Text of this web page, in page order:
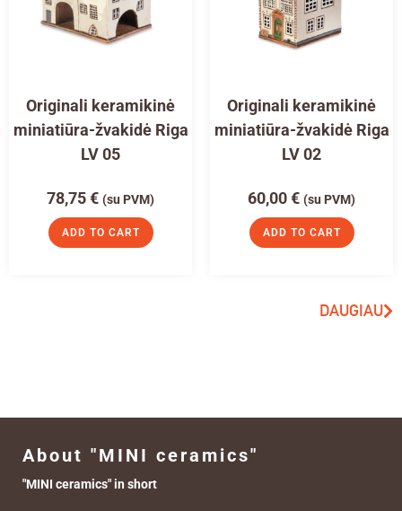
Originali keramikinė
miniatiūra-žvakidė Riga
LV 05
78,75€ (su PVM)
ADD TO CART
Originali keramikinė
miniatiūra-žvakidė Riga
LV 02
60,00€ (su PVM)
ADD TO CART
DAUGIAU
About "MINI ceramics"
"MINI ceramics" in short